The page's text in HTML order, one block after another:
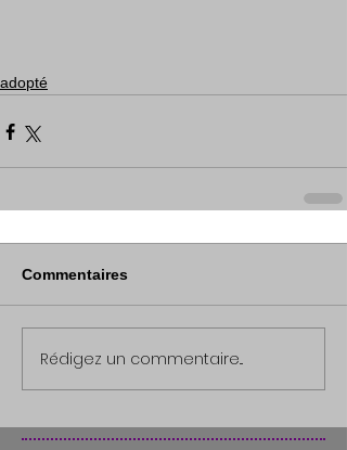
adopté
Commentaires
Rédigez un commentaire...